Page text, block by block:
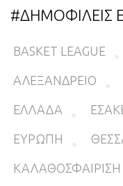
#ΔΗΜΟΦΙΛΕΙΣ
BASKET LEAGUE
ΑΛΕΞΑΝΔΡΕΙΟ
ΕΛΛΑΔΑ
ΕΥΡΩΠΗ
ΚΑΛΑΘΟΣΦΑΙΡΙΣΗ